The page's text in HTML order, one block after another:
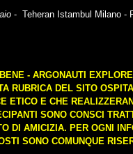
- Teheran Istambul Milano -
- ARGONAUTI
RUBRICA DEL SITO
ETICO E CHE
SONO CONSCI
DI AMICIZIA. PER OGNI
SONO COMUNQUE